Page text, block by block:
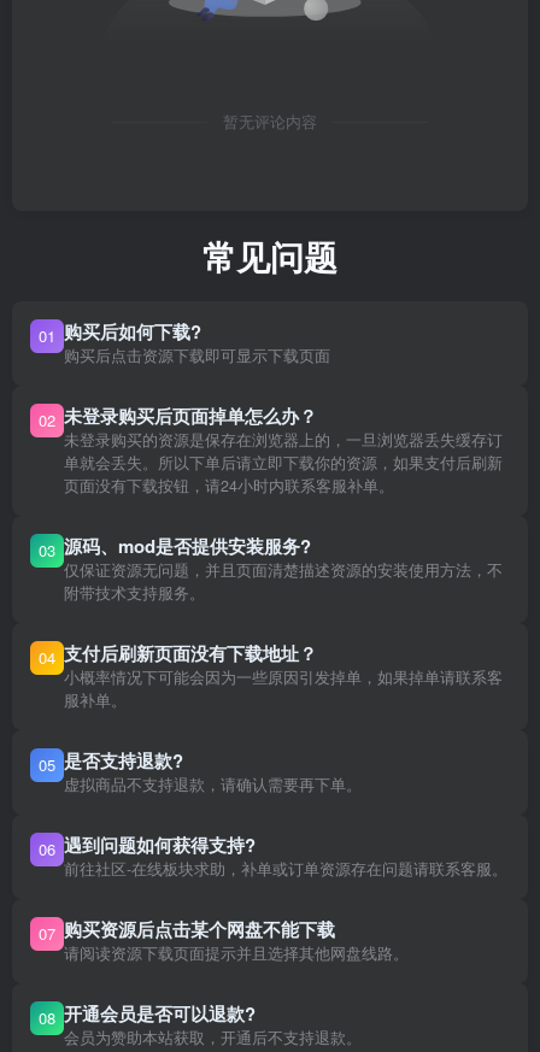
暂无评论内容
常见问题
01 购买后如何下载?
购买后点击资源下载即可显示下载页面
02 未登录购买后页面掉单怎么办？
未登录购买的资源是保存在浏览器上的，一旦浏览器丢失缓存订
单就会丢失。所以下单后请立即下载你的资源，如果支付后刷新
页面没有下载按钮，请24小时内联系客服补单。
03 源码、mod是否提供安装服务?
仅保证资源无问题，并且页面清楚描述资源的安装使用方法，不
附带技术支持服务。
04 支付后刷新页面没有下载地址？
小概率情况下可能会因为一些原因引发掉单，如果掉单请联系客
服补单。
05 是否支持退款?
虚拟商品不支持退款，请确认需要再下单。
06 遇到问题如何获得支持?
前往社区-在线板块求助，补单或订单资源存在问题请联系客服。
07 购买资源后点击某个网盘不能下载
请阅读资源下载页面提示并且选择其他网盘线路。
08 开通会员是否可以退款?
会员为赞助本站获取，开通后不支持退款。